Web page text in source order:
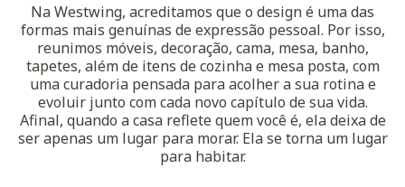
Na Westwing, acreditamos que o design é uma das
formas mais genuínas de expressão pessoal. Por isso,
reunimos móveis, decoração, cama, mesa, banho,
tapetes, além de itens de cozinha e mesa posta, com
uma curadoria pensada para acolher a sua rotina e
evoluir junto com cada novo capítulo de sua vida.
Afinal, quando a casa reflete quem você é, ela deixa de
ser apenas um lugar para morar. Ela se torna um lugar
para habitar.